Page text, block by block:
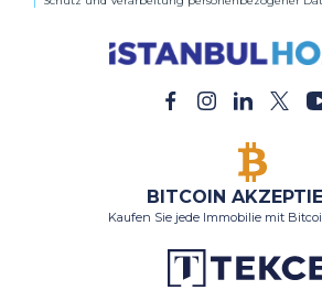
BITCOIN
Kaufen Sie jede Immobilie mit